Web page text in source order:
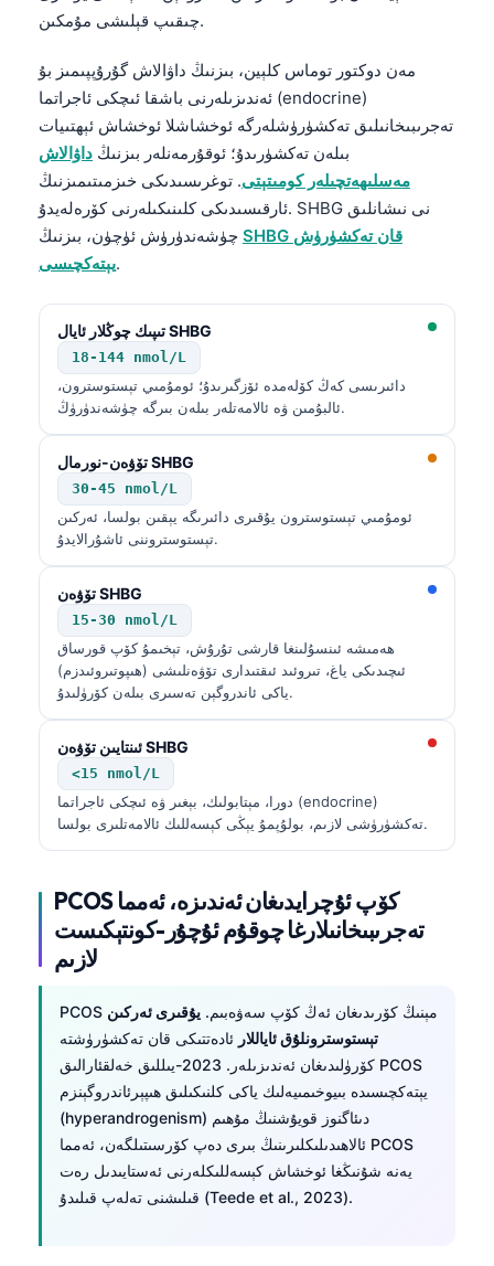
چىقىپ قېلىشى مۇمكىن.
مەن دوكتور توماس كلېين، بىزنىڭ داۋالاش گۇرۇپپىمىز بۇ
ئەندىزىلەرنى باشقا ئىچكى ئاجراتما (endocrine)
تەجرىبىخانىلىق تەكشۈرۈشلەرگە ئوخشاشلا ئوخشاش ئېھتىيات
بىلەن تەكشۈرىدۇ؛ ئوقۇرمەنلەر بىزنىڭ داۋالاش
مەسلىھەتچىلەر كومىتېتى. توغرىسىدىكى خىزمىتىمىزنىڭ
ئارقىسىدىكى كلىنىكىلەرنى كۆرەلەيدۇ. SHBG نى نىشانلىق
SHBG قان تەكشۈرۈش
يېتەكچىسى.
تىپىك چوڭلار ئايال SHBG
18-144 nmol/L
دائىرىسى كەڭ كۆلەمدە ئۆزگىرىدۇ؛ ئومۇمىي تېستوسترون،
ئالبۇمىن ۋە ئالامەتلەر بىلەن بىرگە چۈشەندۈرۈڭ.
تۆۋەن-نورمال SHBG
30-45 nmol/L
ئومۇمىي تېستوسترون يۇقىرى دائىرىگە يېقىن بولسا، ئەركىن
تېستوستروننى ئاشۇرالايدۇ.
تۆۋەن SHBG
15-30 nmol/L
ھەمىشە ئىنسۇلىنغا قارشى تۇرۇش، تېخىمۇ كۆپ قورساق
ئىچىدىكى ياغ، تىروئىد ئىقتىدارى تۆۋەنلىشى (ھىپوتىروئىدزم)
ياكى ئاندروگېن تەسىرى بىلەن كۆرۈلىدۇ.
ئىنتايىن تۆۋەن SHBG
<15 nmol/L
دورا، مېتابولىك، بېغىر ۋە ئىچكى ئاجراتما (endocrine)
تەكشۈرۈشى لازىم، بولۇپمۇ يېڭى كېسەللىك ئالامەتلىرى بولسا.
PCOS كۆپ ئۇچرايدىغان ئەندىزە، ئەمما
تەجرىبىخانىلارغا چوقۇم ئۇچۇر-كونتېكىست
لازىم
PCOS مېنىڭ كۆرىدىغان ئەڭ كۆپ سەۋەبىم. يۇقىرى ئەركىن
تېستوسترونلۇق ئاياللار ئادەتتىكى قان تەكشۈرۈشتە
كۆرۈلىدىغان ئەندىزىلەر. 2023-يىللىق خەلقئارالىق PCOS
يېتەكچىسىدە بىيوخىمىيەلىك ياكى كلنىكىلىق ھىپېرئاندروگېنزم
(hyperandrogenism) دىئاگنوز قويۇشنىڭ مۇھىم
ئالاھىدىلىكلىرىنىڭ بىرى دەپ كۆرسىتىلگەن، ئەمما PCOS
يەنە شۇنىڭغا ئوخشاش كېسەللىكلەرنى ئەستايىدىل رەت
قىلىشنى تەلەپ قىلىدۇ (Teede et al., 2023).